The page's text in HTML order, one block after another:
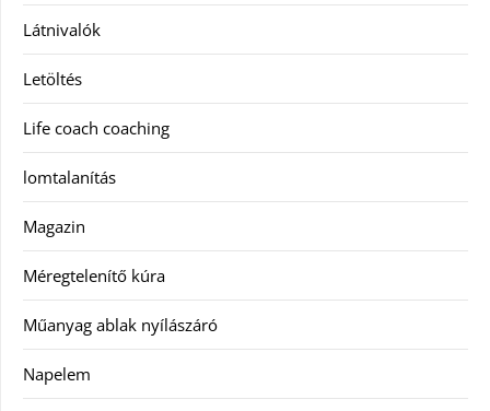
Látnivalók
Letöltés
Life coach coaching
lomtalanítás
Magazin
Méregtelenítő kúra
Műanyag ablak nyílászáró
Napelem